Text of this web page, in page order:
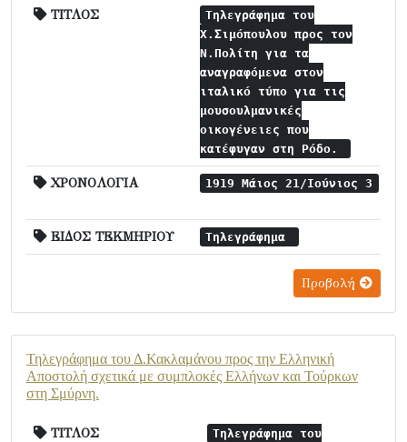
ΤΙΤΛΟΣ
Τηλεγράφημα του
Χ.Σιμόπουλου προς τον
Ν.Πολίτη για τα
αναγραφόμενα στον
ιταλικό τύπο για τις
μουσουλμανικές
οικογένειες που
κατέφυγαν στη Ρόδο.
ΧΡΟΝΟΛΟΓΙΑ 1919 Μάιος 21/Ιούνιος 3
ΕΙΔΟΣ ΤΕΚΜΗΡΙΟΥ Τηλεγράφημα
Προβολή
Τηλεγράφημα του Δ.Κακλαμάνου προς την Ελληνική
Αποστολή σχετικά με συμπλοκές Ελλήνων και Τούρκων
στη Σμύρνη.
ΤΙΤΛΟΣ
Τηλεγράφημα του